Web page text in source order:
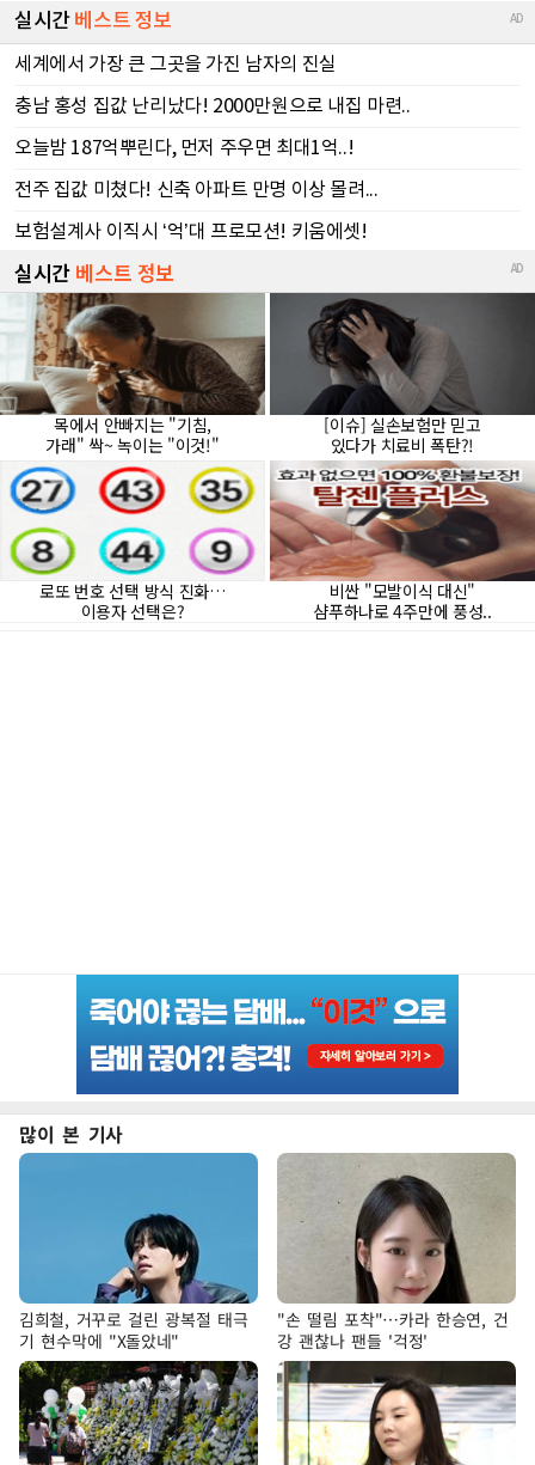
많이 본 기사
김희철, 거꾸로 걸린 광복절 태극
기 현수막에 "X돌았네"
"손 떨림 포착"…카라 한승연, 건
강 괜찮나 팬들 '걱정'